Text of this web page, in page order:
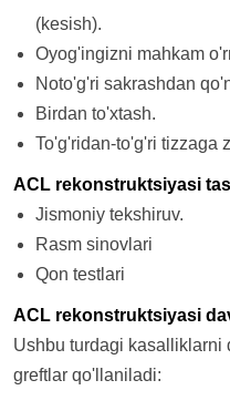
(kesish).
Oyog'ingizni mahkam
Noto'g'ri sakrashdan
Birdan to'xtash.
To'g'ridan-to'g'ri tizzaga
ACL rekonstruktsiyasi
Jismoniy tekshiruv.
Rasm sinovlari
Qon testlari
ACL rekonstruktsiyasi
Ushbu turdagi kasalliklarni
greftlar qo'llaniladi: